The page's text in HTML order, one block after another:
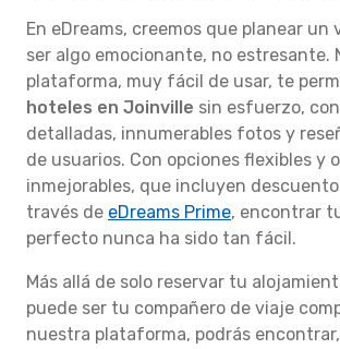
En eDreams, creemos que planear un
ser algo emocionante, no estresante.
plataforma, muy fácil de usar, te
hoteles en Joinville sin esfuerzo,
detalladas, innumerables fotos y
de usuarios. Con opciones flexibles y
inmejorables, que incluyen
través de eDreams Prime, encontrar
perfecto nunca ha sido tan fácil.
Más allá de solo reservar tu
puede ser tu compañero de viaje
nuestra plataforma, podrás